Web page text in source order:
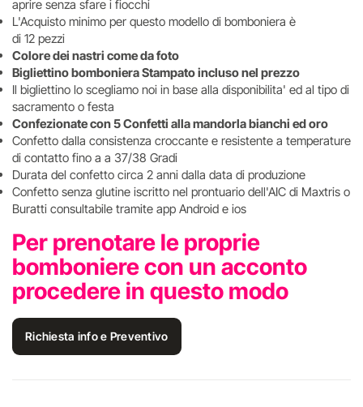
aprire senza sfare i fiocchi
L'Acquisto minimo per questo modello di bomboniera è
di 12 pezzi
Colore dei nastri come da foto
Bigliettino bomboniera Stampato incluso nel prezzo
Il bigliettino lo scegliamo noi in base alla disponibilita' ed al tipo di
sacramento o festa
Confezionate con 5 Confetti alla mandorla bianchi ed oro
Confetto dalla consistenza croccante e resistente a temperature
di contatto fino a a 37/38 Gradi
Durata del confetto circa 2 anni dalla data di produzione
Confetto senza glutine iscritto nel prontuario dell'AIC di Maxtris o
Buratti consultabile tramite app Android e ios
Per prenotare le proprie
bomboniere con un acconto
procedere in questo modo
Richiesta info e Preventivo